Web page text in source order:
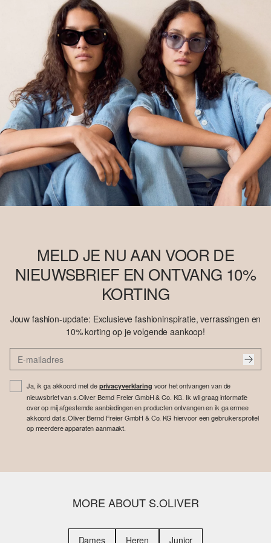
MELD JE NU AAN VOOR DE
NIEUWSBRIEF EN ONTVANG 10%
KORTING
Jouw fashion-update: Exclusieve fashioninspiratie, verrassingen en
10% korting op je volgende aankoop!
Ja, ik ga akkoord met de privacyverklaring voor het ontvangen van de
nieuwsbrief van s.Oliver Bernd Freier GmbH & Co. KG. Ik wil graag informatie
over op mij afgestemde aanbiedingen en producten ontvangen en ik ga ermee
akkoord dat s.Oliver Bernd Freier GmbH & Co. KG hiervoor een gebruikersprofiel
op meerdere apparaten aanmaakt.
MORE ABOUT S.OLIVER
Dames Heren Junior